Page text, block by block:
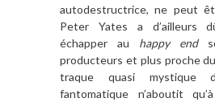
autodestructrice, ne peutê
Peter Yates a d’ailleurs
échapper au happy end
producteurs et plus proche
traque quasi mystique
fantomatique n’aboutit qu’à